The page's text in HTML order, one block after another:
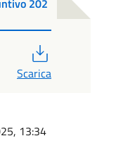
Scarica
13:34